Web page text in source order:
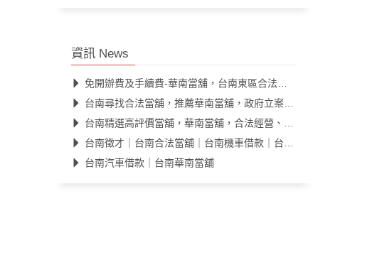
資訊 News
免開辦費及手續費-華南當舖，台南東區合法當舖，汽機車借款快速核款
台南尋找合法當舖，推薦華南當舖，政府立案，Google評價高
台南精選高評價當舖，華南當舖，合法經營、公開透明、息低保密
台南徵才｜台南合法當舖｜台南機車借款｜台南當舖推薦｜汽車借款
台南汽車借款｜台南華南當舖